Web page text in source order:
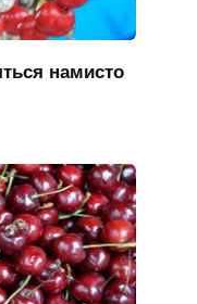
намисто